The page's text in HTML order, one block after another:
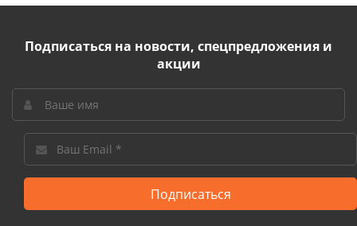
Подписаться на новости, спецпредложения и
акции
Подписаться